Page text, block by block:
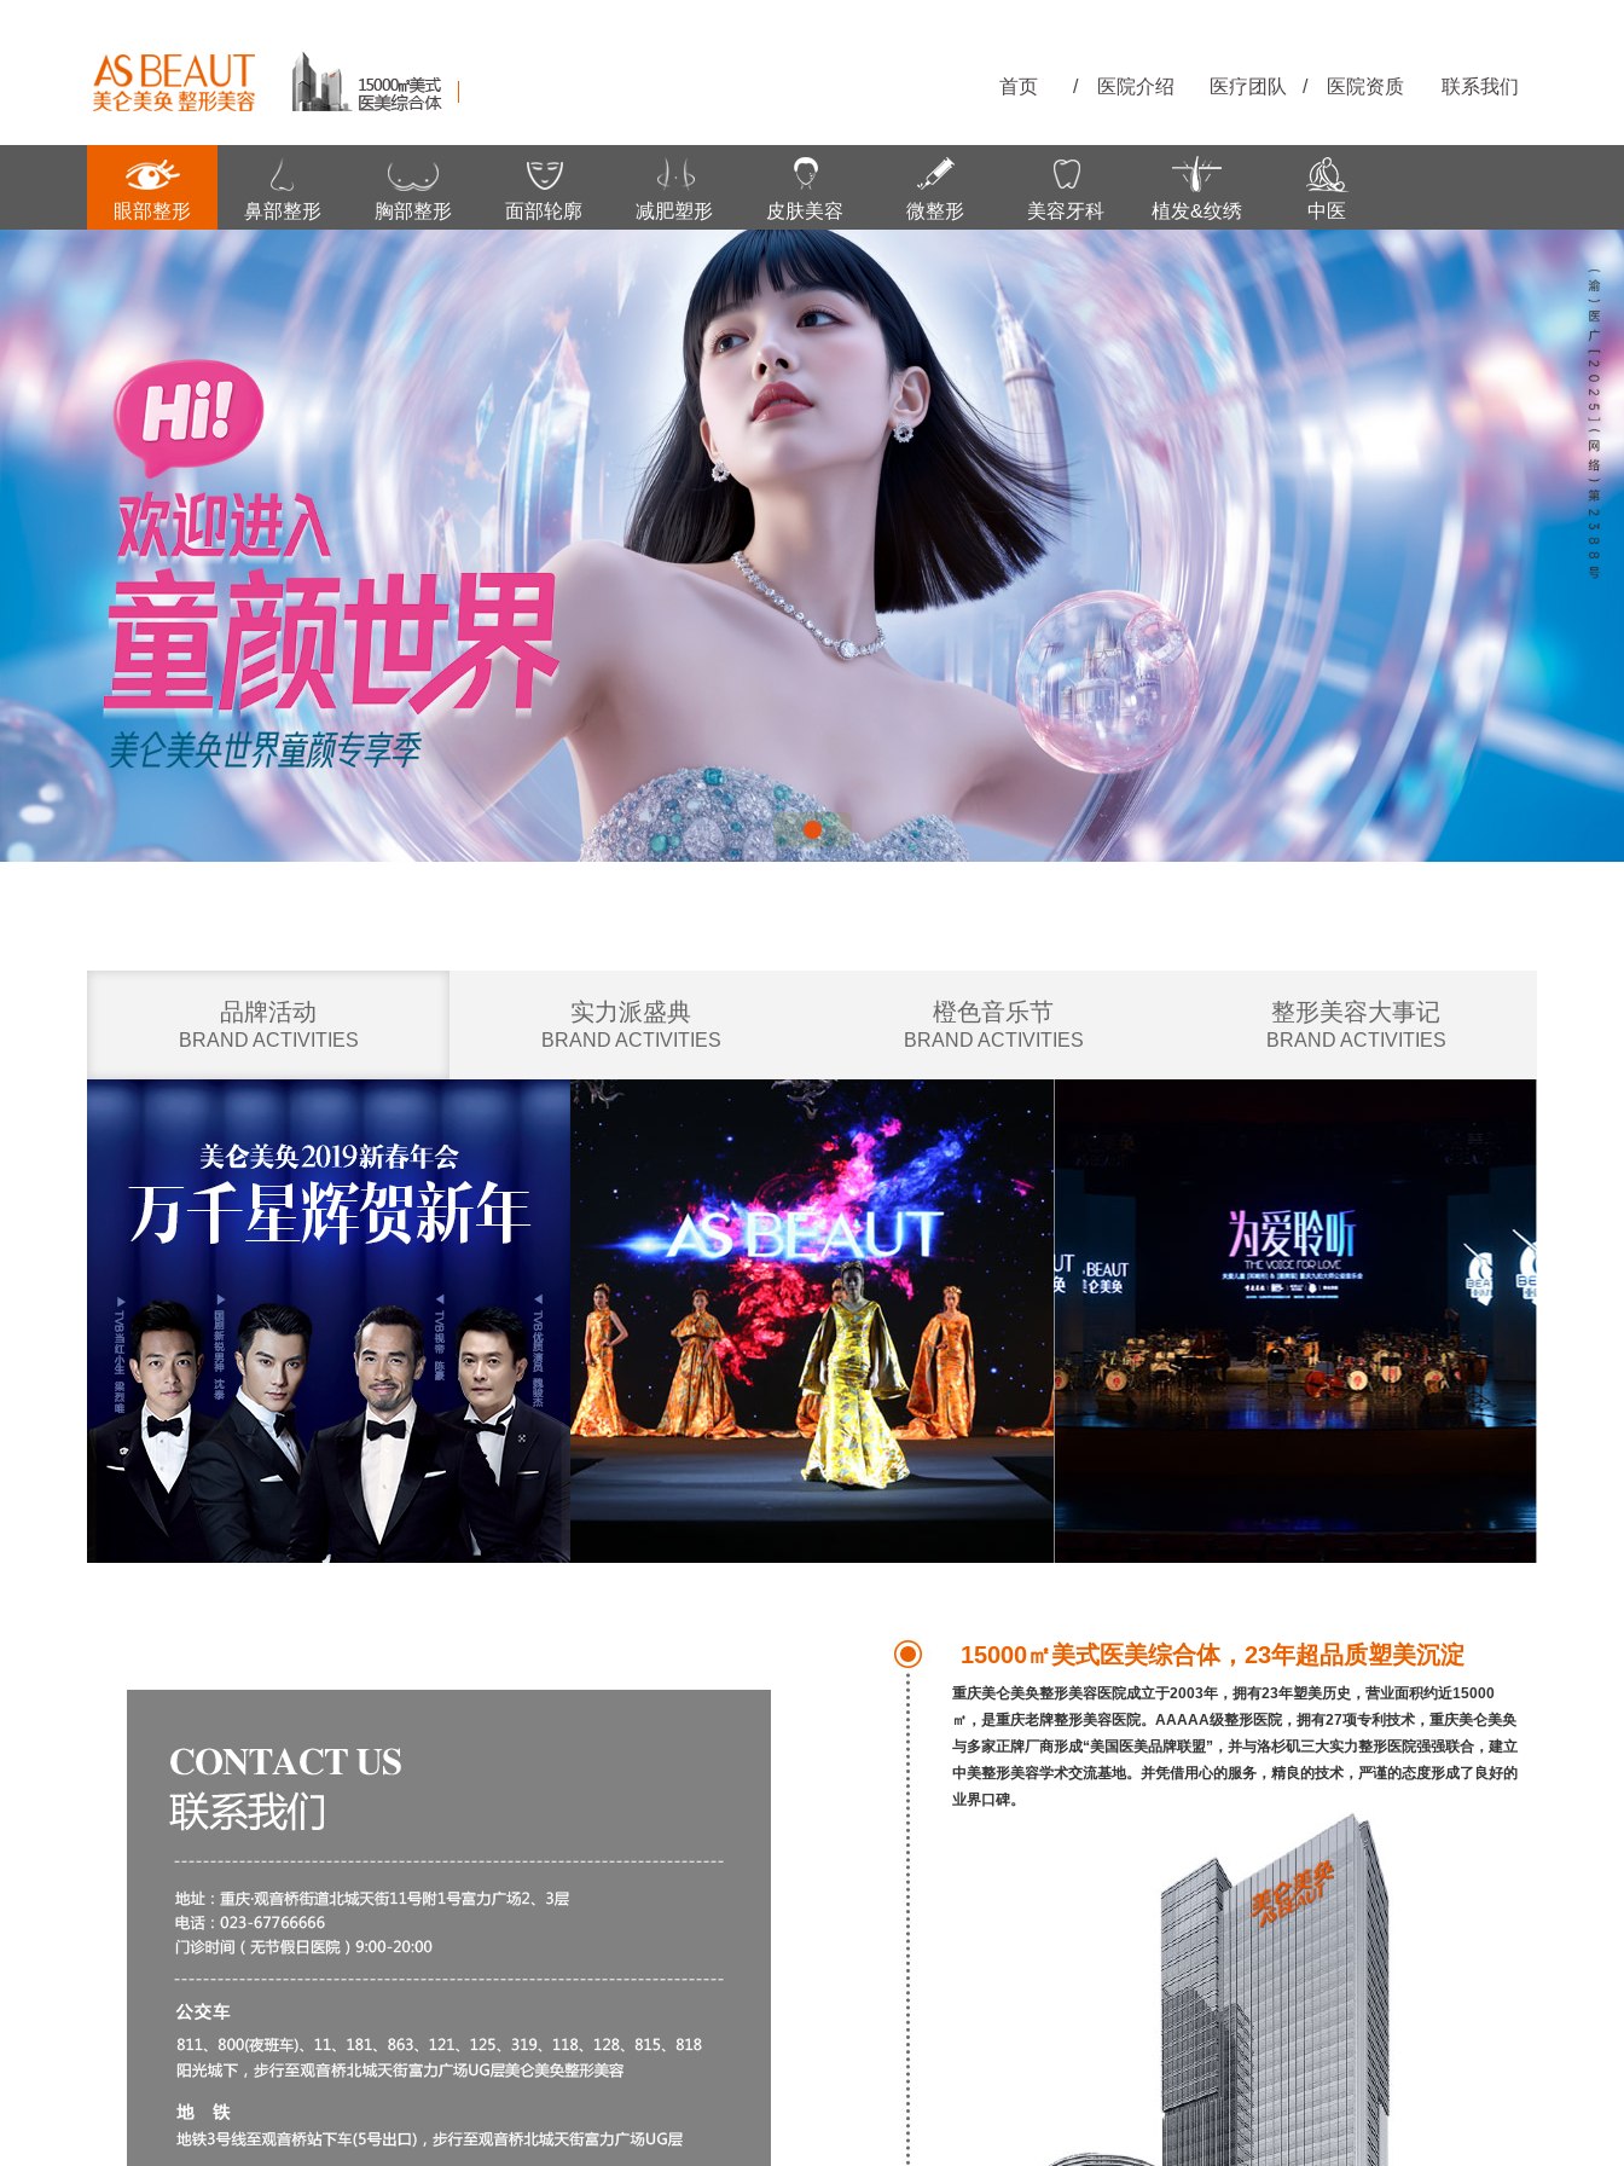
首页 / 医院介绍 医疗团队 / 医院资质 联系我们
眼部整形 鼻部整形 胸部整形 面部轮廓 减肥塑形 皮肤美容 微整形 美容牙科 植发&纹绣 中医
1
品牌活动
BRAND ACTIVITIES
实力派盛典
BRAND ACTIVITIES
橙色音乐节
BRAND ACTIVITIES
整形美容大事记
BRAND ACTIVITIES
15000㎡美式医美综合体，23年超品质塑美沉淀
重庆美仑美奂整形美容医院成立于2003年，拥有23年塑美历史，营业面积约近15000
㎡，是重庆老牌整形美容医院。AAAAA级整形医院，拥有27项专利技术，重庆美仑美奂
与多家正牌厂商形成“美国医美品牌联盟”，并与洛杉矶三大实力整形医院强强联合，建立
中美整形美容学术交流基地。并凭借用心的服务，精良的技术，严谨的态度形成了良好的
业界口碑。